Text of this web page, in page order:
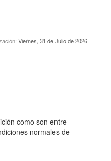
Viernes, 31 de Julio de 2026
como son entre
normales de